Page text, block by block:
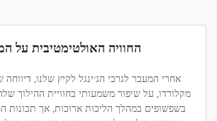
החוויה האולטימטיבית על
אחרי המעבר לגרבי הג׳ינגל לקיץ שלנו,
מקלורדו, על שיפור משמעותי בחוויית ההילוך
בשפשופים במהלך הליכות ארוכות, אך תכונות